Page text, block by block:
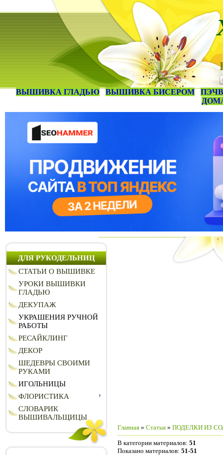
ВЫШИВКА ГЛАДЬЮ ВЫШИВКА БИСЕРОМ
ДЛЯ РУКОДЕЛЬНИЦ
СТАТЬИ О ВЫШИВКЕ
УРОКИ ВЫШИВКИ
ГЛАДЬЮ
ДЕКУПАЖ
УКРАШЕНИЯ РУЧНОЙ
РАБОТЫ
РЕСАЙКЛИНГ
ДЕКОР
ШЕДЕВРЫ СВОИМИ
РУКАМИ
ИГОЛЬНИЦЫ
ФЛОРИСТИКА
СЛОВАРИК
ВЫШИВАЛЬЩИЦЫ
Главная » Статьи » ПОДЕЛКИ ИЗ
В категории материалов: 51
Показано материалов: 51-51